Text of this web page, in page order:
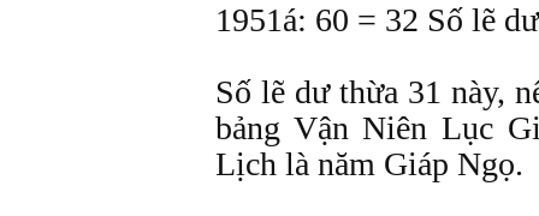
1951á: 60 = 32 Số lẽ
Số lẽ dư thừa 31 này,
bảng Vận Niên Lục
Lịch là năm Giáp Ngọ.